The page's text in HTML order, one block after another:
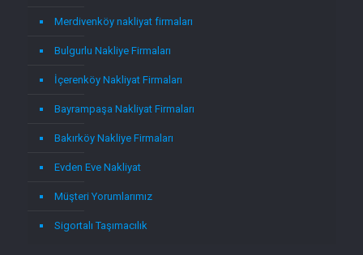
Merdivenköy nakliyat firmaları
Bulgurlu Nakliye Firmaları
İçerenköy Nakliyat Firmaları
Bayrampaşa Nakliyat Firmaları
Bakırköy Nakliye Firmaları
Evden Eve Nakliyat
Müşteri Yorumlarımız
Sigortalı Taşımacılık